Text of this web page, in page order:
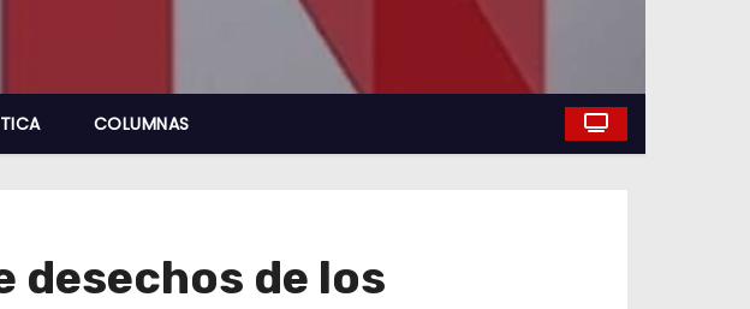
COLUMNAS
desechos de los